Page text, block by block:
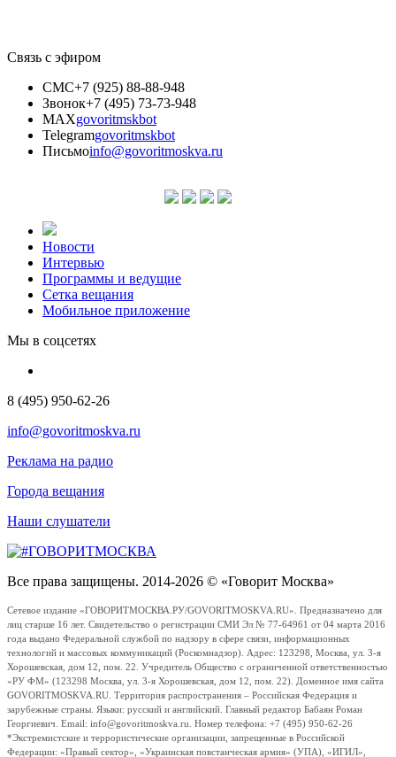
Связь с эфиром
СМС+7 (925) 88-88-948
Звонок+7 (495) 73-73-948
MAXgovoritmskbot
Telegramgovoritmskbot
Письмоinfo@govoritmoskva.ru
Новости
Интервью
Программы и ведущие
Сетка вещания
Мобильное приложение
Мы в соцсетях
8 (495) 950-62-26
info@govoritmoskva.ru
Реклама на радио
Города вещания
Наши слушатели
Все права защищены. 2014-2026 © «Говорит Москва»
Сетевое издание «ГОВОРИТМОСКВА.РУ/GOVORITMOSKVA.RU». Предназначено для
лиц старше 16 лет. Свидетельство о регистрации СМИ Эл № 77-64961 от 04 марта 2016
года выдано Федеральной службой по надзору в сфере связи, информационных
технологий и массовых коммуникаций (Роскомнадзор). Адрес: 123298, Москва, ул. 3-я
Хорошевская, дом 12, пом. 22. Учредитель Общество с ограниченной ответственностью
«РУ ФМ» (123298 Москва, ул. 3-я Хорошевская, дом 12, пом. 22). Доменное имя сайта
GOVORITMOSKVA.RU. Территория распространения – Российская Федерация и
зарубежные страны. Языки: русский и английский. Главный редактор Бабаян Роман
Георгиевич. Email: info@govoritmoskva.ru. Номер телефона: +7 (495) 950-62-26
*Экстремистские и террористические организации, запрещенные в Российской
Федерации: «Правый сектор», «Украинская повстанческая армия» (УПА), «ИГИЛ»,